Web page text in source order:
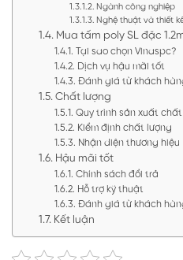
Ngành công nghiệp
Nghệ thuật và thiết
Mua tấm poly SL đặc
Tại sao chọn Vinaspc?
Dịch vụ hậu mãi tốt
Đánh giá từ khách
Chất lượng
Quy trình sản xuất
Kiểm định chất lượng
Nhận diện thương hiệu
Hậu mãi tốt
Chính sách đổi trả
Hỗ trợ kỹ thuật
Đánh giá từ khách
Kết luận